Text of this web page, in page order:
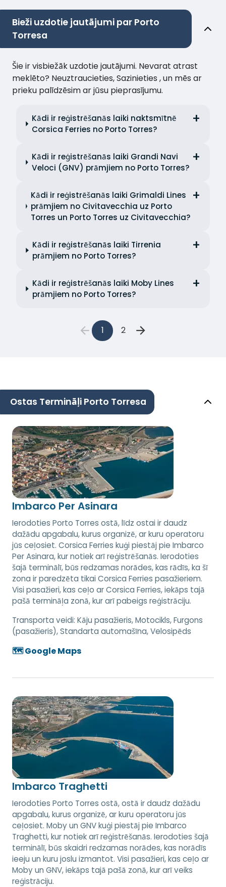
Bieži uzdotie jautājumi par Porto
Torresa
Šie ir visbiežāk uzdotie jautājumi. Nevarat atrast
meklēto? Neuztraucieties, Sazinieties , un mēs ar
prieku palīdzēsim ar jūsu pieprasījumu.
Kādi ir reģistrēšanās laiki naktsmītnē
Corsica Ferries no Porto Torres?
Kādi ir reģistrēšanās laiki Grandi Navi
Veloci (GNV) prāmjiem no Porto Torres?
Kādi ir reģistrēšanās laiki Grimaldi Lines
prāmjiem no Civitavecchia uz Porto
Torres un Porto Torres uz Civitavecchia?
Kādi ir reģistrēšanās laiki Tirrenia
prāmjiem no Porto Torres?
Kādi ir reģistrēšanās laiki Moby Lines
prāmjiem no Porto Torres?
1 2
Ostas Termināļi Porto Torresa
Imbarco Per Asinara
Ierodoties Porto Torres ostā, līdz ostai ir daudz
dažādu apgabalu, kurus organizē, ar kuru operatoru
jūs ceļosiet. Corsica Ferries kuģi piestāj pie Imbarco
Per Asinara, kur notiek arī reģistrēšanās. Ierodoties
šajā terminālī, būs redzamas norādes, kas rādīs, ka šī
zona ir paredzēta tikai Corsica Ferries pasažieriem.
Visi pasažieri, kas ceļo ar Corsica Ferries, iekāps tajā
pašā termināļa zonā, kur arī pabeigs reģistrāciju.
Transporta veidi: Kāju pasažieris, Motocikls, Furgons
(pasažieris), Standarta automašīna, Velosipēds
🗺️ Google Maps
Imbarco Traghetti
Ierodoties Porto Torres ostā, ostā ir daudz dažādu
apgabalu, kurus organizē, ar kuru operatoru jūs
ceļosiet. Moby un GNV kuģi piestāj pie Imbarco
Traghetti, kur notiek arī reģistrēšanās. Ierodoties šajā
terminālī, būs skaidri redzamas norādes, kas norādīs
ieeju un kuru joslu izmantot. Visi pasažieri, kas ceļo ar
Moby un GNV, iekāps tajā pašā zonā, kur arī veiks
reģistrāciju.